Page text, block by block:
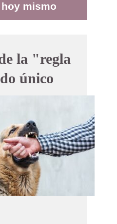
mismo
la "regla
único